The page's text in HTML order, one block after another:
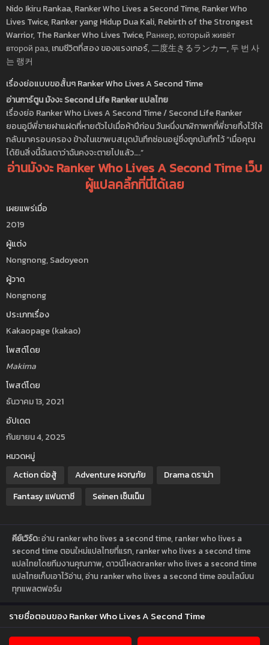
Nido Ikiru Rankaa, Ranker Who Lives a Second Time, Ranker Who
Lives Twice, Ranker yang Hidup Dua Kali, Rebirth of the Strongest
Warrior, The Ranker Who Lives Twice, Ранкер, который живёт
второй раз, เกมชีวิตที่สอง ของแรงเกอร์, 二度生きるランカー, 두 번 사
는 랭커
เรื่องย่อแบบขอสั้นๆ Ranker Who Lives A Second Time
อ่านการ์ตูน มังงะ Second Life Ranker แปลไทย
เรื่องย่อ Ranker Who Lives A Second Time / Second Life Ranker
ยอนอูมีพี่ชายฝาแฝดที่หายตัวไปเมื่อห้าปีก่อน วันหนึ่งนาฬิกาพกที่พี่ชายทิ้งไว้ให้
กลับมาครอบครอง ข้างในเขาพบสมุดบันทึกซ่อนอยู่ซึ่งถูกบันทึกไว้ “เมื่อคุณ
ได้ยินสิ่งนี้ฉันเดาว่าฉันคงจะตายไปแล้ว….”
อ่านมังงะ Ranker Who Lives A Second Time เว็บ
ผู้แปลคลิ้กที่นี่ได้เลย
เผยแพร่เมื่อ
2019
ผู้แต่ง
Nongnong, Sadoyeon
ผู้วาด
Nongnong
ประเภทเรื่อง
Kakaopage (kakao)
โพสต์โดย
Makima
โพสต์โดย
ธันวาคม 13, 2021
อัปเดต
กันยายน 4, 2025
หมวดหมู่
Action ต่อสู้
Adventure ผจญภัย
Drama ดราม่า
Fantasy แฟนตาซี
Seinen เซ็นเน็น
คีย์เวิร์ด:อ่าน ranker who lives a second time, ranker who lives a
second time ตอนใหม่แปลไทยที่แรก, ranker who lives a second time
แปลไทยโดยทีมงานคุณภาพ, ดาวน์โหลดranker who lives a second time
แปลไทยเก็บเอาไว้อ่าน, อ่าน ranker who lives a second time ออนไลน์บน
ทุกแพลตฟอร์ม
รายชื่อตอนของ Ranker Who Lives A Second Time